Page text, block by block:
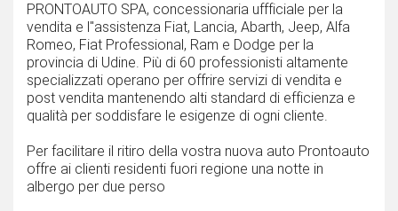
PRONTOAUTO SPA, concessionaria uffficiale per la
vendita e l''assistenza Fiat, Lancia, Abarth, Jeep, Alfa
Romeo, Fiat Professional, Ram e Dodge per la
provincia di Udine. Più di 60 professionisti altamente
specializzati operano per offrire servizi di vendita e
post vendita mantenendo alti standard di efficienza e
qualità per soddisfare le esigenze di ogni cliente.
Per facilitare il ritiro della vostra nuova auto Prontoauto
offre ai clienti residenti fuori regione una notte in
albergo per due perso